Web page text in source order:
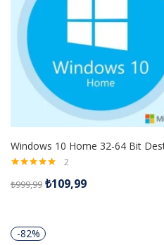
5.00oy aldı
2
₺999,99 ₺109,99
-82%